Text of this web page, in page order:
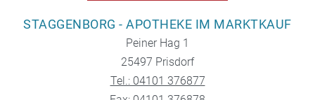
STAGGENBORG - APOTHEKE IM MARKTKAUF
Peiner Hag 1
25497 Prisdorf
Tel.: 04101 376877